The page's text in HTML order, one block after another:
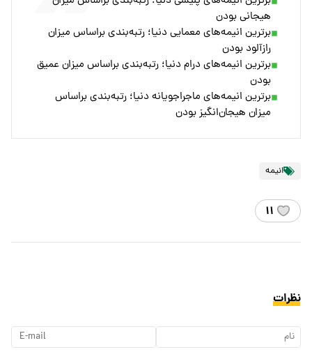
هیجانی بودن
برترین انیمه‌های معمایی دنیا؛ رتبه‌بندی براساس میزان
رازآلود بودن
برترین انیمه‌های درام دنیا؛ رتبه‌بندی براساس میزان عمیق
بودن
برترین انیمه‌های ماجراجویانه دنیا؛ رتبه‌بندی براساس
میزان هیجان‌انگیز بودن
انیمه
۱۱
نظرات